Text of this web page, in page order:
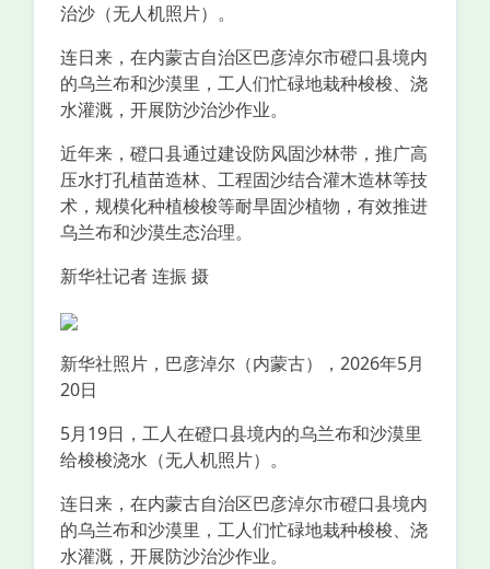
治沙（无人机照片）。
连日来，在内蒙古自治区巴彦淖尔市磴口县境内
的乌兰布和沙漠里，工人们忙碌地栽种梭梭、浇
水灌溉，开展防沙治沙作业。
近年来，磴口县通过建设防风固沙林带，推广高
压水打孔植苗造林、工程固沙结合灌木造林等技
术，规模化种植梭梭等耐旱固沙植物，有效推进
乌兰布和沙漠生态治理。
新华社记者 连振 摄
新华社照片，巴彦淖尔（内蒙古），2026年5月
20日
5月19日，工人在磴口县境内的乌兰布和沙漠里
给梭梭浇水（无人机照片）。
连日来，在内蒙古自治区巴彦淖尔市磴口县境内
的乌兰布和沙漠里，工人们忙碌地栽种梭梭、浇
水灌溉，开展防沙治沙作业。